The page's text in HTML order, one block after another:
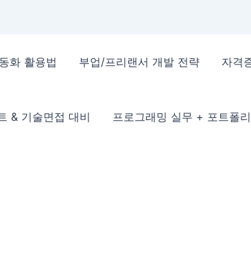
화 활용법 부업/프리랜서 개발 전략 자격
& 기술면접 대비 프로그래밍 실무 + 포트폴